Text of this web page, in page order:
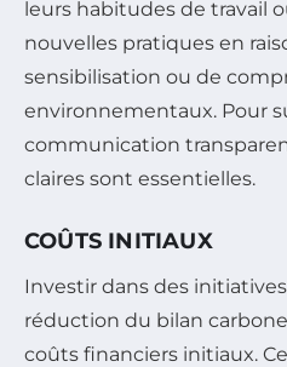
leurs habitudes de travail
nouvelles pratiques en
sensibilisation ou de
environnementaux. Pour
communication
claires sont essentielles.
COÛTS INITIAUX
Investir dans des
réduction du bilan
coûts financiers initiaux.